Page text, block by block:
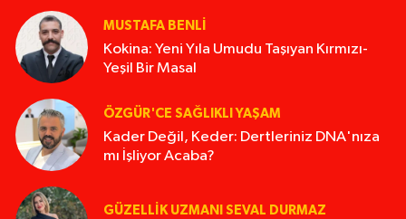
MUSTAFA BENLI
Kokina: Yeni Yıla Umudu Taşıyan Kırmızı-
Yeşil Bir Masal
ÖZGÜR'CE SAĞLIKLI YAŞAM
Kader Değil, Keder: Dertleriniz DNA'nıza
mı İşliyor Acaba?
GÜZELLIK UZMANI SEVAL DURMAZ